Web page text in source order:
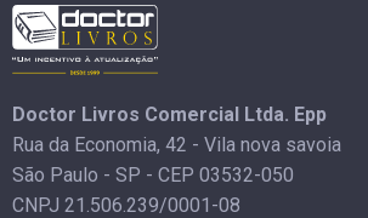
Doctor Livros Comercial Ltda. Epp
Rua da Economia, 42 - Vila nova savoia
São Paulo - SP - CEP 03532-050
CNPJ 21.506.239/0001-08